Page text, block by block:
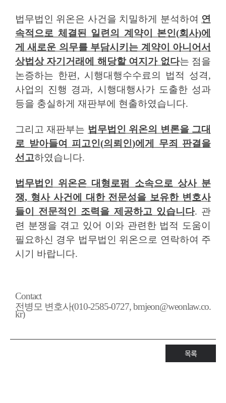
법무법인 위온은 사건을 치밀하게 분석하여 연
속적으로 체결된 일련의 계약이 본인(회사)에
게 새로운 의무를 부담시키는 계약이 아니어서
상법상 자기거래에 해당할 여지가 없다는 점을
논증하는 한편 , 시행대행수수료의 법적 성격,
사업의 진행 경과, 시행대행사가 도출한 성과
등을 충실하게 재판부에 현출하였습니다.
그리고 재판부는 법무법인 위온의 변론을 그대
로 받아들여 피고인(의뢰인)에게 무죄 판결을
선고하였습니다.
법무법인 위온은 대형로펌 소속으로 상사 분
쟁, 형사 사건에 대한 전문성을 보유한 변호사
들이 전문적인 조력을 제공하고 있습니다. 관
련 분쟁을 겪고 있어 이와 관련한 법적 도움이
필요하신 경우 법무법인 위온으로 연락하여 주
시기 바랍니다.
Contact
전병모 변호사(010-2585-0727, bmjeon@weonlaw.co.
kr)
목록